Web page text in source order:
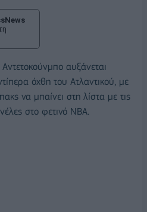
αυξάνεται
όχθη του Ατλαντικού, με
να μπαίνει στη λίστα με τις
στο φετινό NBA.